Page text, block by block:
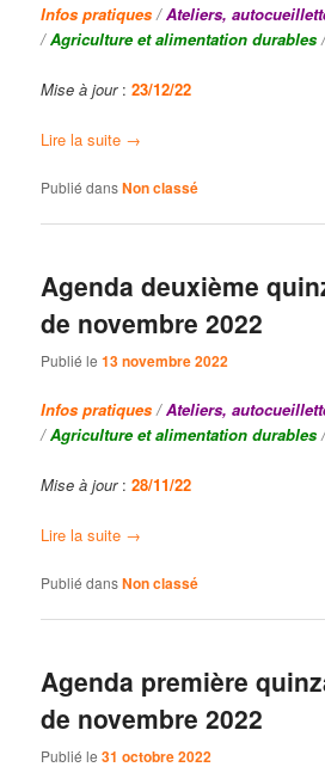
Infos pratiques /Ateliers,
/Agriculture et alimentation durables
Mise à jour:23/12/22
Lire la suite →
Publié dansNon classé
Agenda deuxième
de novembre 2022
Publié le13 novembre 2022
Infos pratiques /Ateliers,
/Agriculture et alimentation durables
Mise à jour:28/11/22
Lire la suite →
Publié dansNon classé
Agenda première
de novembre 2022
Publié le31 octobre 2022